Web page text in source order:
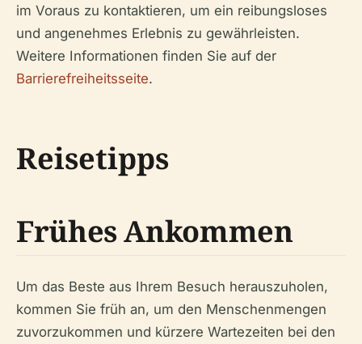
im Voraus zu kontaktieren, um ein reibungsloses
und angenehmes Erlebnis zu gewährleisten.
Weitere Informationen finden Sie auf der
Barrierefreiheitsseite.
Reisetipps
Frühes Ankommen
Um das Beste aus Ihrem Besuch herauszuholen,
kommen Sie früh an, um den Menschenmengen
zuvorzukommen und kürzere Wartezeiten bei den